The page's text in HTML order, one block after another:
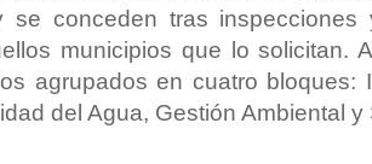
se conceden tras inspecciones
municipios que lo solicitan.
agrupados en cuatro bloques:
del Agua, Gestión Ambiental